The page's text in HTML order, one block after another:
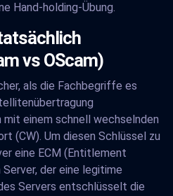
Hand-holding-Übung.
vs OScam)
als die Fachbegriffe es
einem schnell wechselnden
(CW). Um diesen Schlüssel zu
eine ECM (Entitlement
der eine legitime
Servers entschlüsselt die